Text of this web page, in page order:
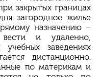
закрытых границах
загородное жилье
назначению –
и удаленно,
заведениях
дистанционно.
по материкам и